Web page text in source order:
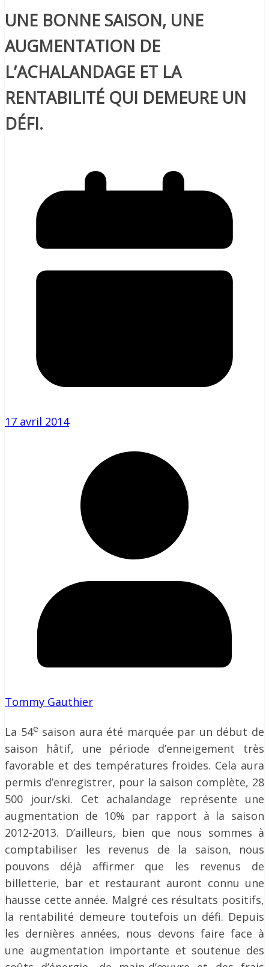
UNE BONNE SAISON, UNE
AUGMENTATION DE
L’ACHALANDAGE ET LA
RENTABILITÉ QUI DEMEURE UN
DÉFI.
17 avril 2014
Tommy Gauthier
La 54e saison aura été marquée par un début de
saison hâtif, une période d’enneigement très
favorable et des températures froides. Cela aura
permis d’enregistrer, pour la saison complète, 28
500 jour/ski. Cet achalandage représente une
augmentation de 10% par rapport à la saison
2012-2013. D’ailleurs, bien que nous sommes à
comptabiliser les revenus de la saison, nous
pouvons déjà affirmer que les revenus de
billetterie, bar et restaurant auront connu une
hausse cette année. Malgré ces résultats positifs,
la rentabilité demeure toutefois un défi. Depuis
les dernières années, nous devons faire face à
une augmentation importante et soutenue des